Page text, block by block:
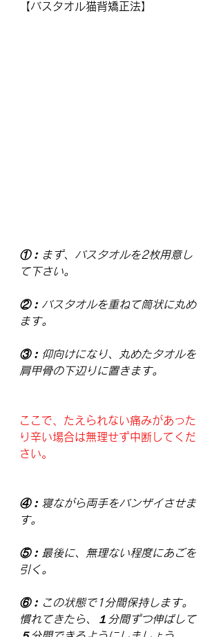
【バスタオル猫背矯正法】
①︰まず、バスタオルを2枚用意し
て下さい。
②︰バスタオルを重ねて筒状に丸め
ます。
③︰仰向けになり、丸めたタオルを
肩甲骨の下辺りに置きます。
ここで、たえられない痛みがあった
り辛い場合は無理せず中断してくだ
さい。
④︰寝ながら両手をバンザイさせま
す。
⑤︰最後に、無理ない程度にあごを
引く。
⑥︰この状態で1分間保持します。
慣れてきたら、１分間ずつ伸ばして